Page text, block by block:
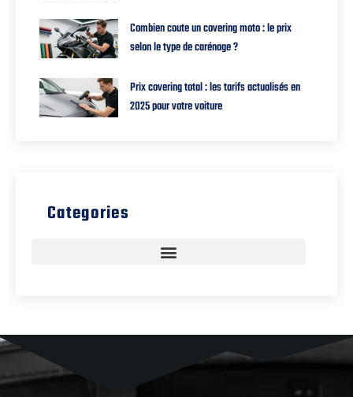
Combien coute un covering moto : le prix
selon le type de carénage ?
Prix covering total : les tarifs actualisés en
2025 pour votre voiture
Categories